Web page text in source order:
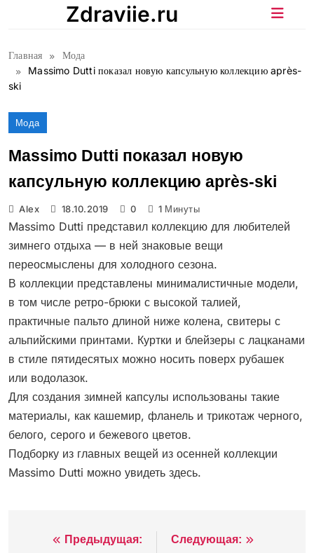
Zdraviie.ru
Главная
Мода
Massimo Dutti показал новую капсульную коллекцию après-
ski
Мода
Massimo Dutti показал новую
капсульную коллекцию après-ski
Alex 18.10.2019 0 1 Минуты
Massimo Dutti представил коллекцию для любителей
зимнего отдыха — в ней знаковые вещи
переосмыслены для холодного сезона.
В коллекции представлены минималистичные модели,
в том числе ретро-брюки с высокой талией,
практичные пальто длиной ниже колена, свитеры с
альпийскими принтами. Куртки и блейзеры с лацканами
в стиле пятидесятых можно носить поверх рубашек
или водолазок.
Для создания зимней капсулы использованы такие
материалы, как кашемир, фланель и трикотаж черного,
белого, серого и бежевого цветов.
Подборку из главных вещей из осенней коллекции
Massimo Dutti можно увидеть здесь.
Навигация
Предыдущая: Следующая: